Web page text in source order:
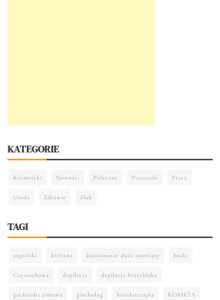
KATEGORIE
Kosmetyki Nowości Polecane Pozostałe Praca
Uroda Zdrowie Ślub
TAGI
angielski bielizna biustonosze duże rozmiary botki
Częstochowa depilacja depilacja brazylijska
garderoba zimowa ginekolog hirudoterapia KOBIETA